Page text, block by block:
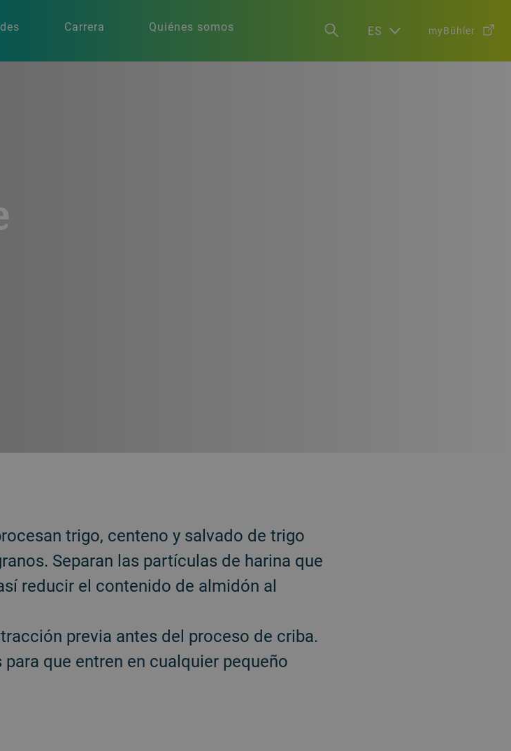
Carrera Quiénes somos ES myBühler
trigo, centeno y salvado de trigo
Separan las partículas de harina que
reducir el contenido de almidón al
previa antes del proceso de criba.
que entren en cualquier pequeño